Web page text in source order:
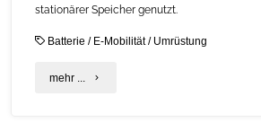
stationärer Speicher genutzt.
Batterie / E-Mobilität/ Umrüstung
mehr ... "Umrüstung